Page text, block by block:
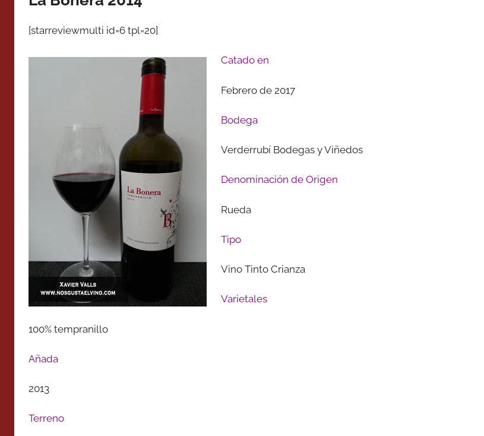
[starreviewmulti id=6 tpl=20]
Catado en
Febrero de 2017
Bodega
Verderrubí Bodegas y Viñedos
Denominación de Origen
Rueda
Tipo
Vino Tinto Crianza
Varietales
100% tempranillo
Añada
2013
Terreno